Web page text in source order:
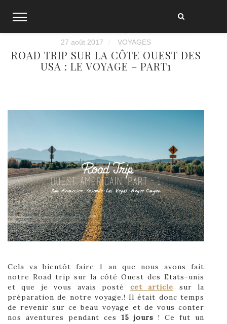
27 août 2017 VOYAGES
ROAD TRIP SUR LA CÔTE OUEST DES
USA : LE VOYAGE – PART1
Cela va bientôt faire 1 an que nous avons fait
notre Road trip sur la côté Ouest des Etats-unis
et que je vous avais posté cet article sur la
préparation de notre voyage.! Il était donc temps
de revenir sur ce beau voyage et de vous conter
nos aventures pendant ces 15 jours !Ce fut un